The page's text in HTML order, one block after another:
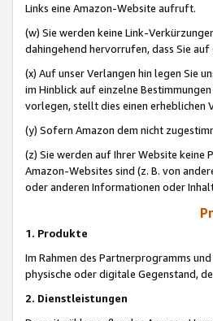
Links eine Amazon-Website aufruft.
(w) Sie werden keine Link-
dahingehend hervorrufen, dass Sie
(x) Auf unser Verlangen hin legen Sie
im Hinblick auf einzelne
vorlegen, stellt dies einen erheblichen
(y) Sofern Amazon dem nicht
(z) Sie werden auf Ihrer Website
Amazon-Websites sind (z. B. von
oder anderen Informationen oder
1. Produkte
Im Rahmen des Partnerprogramms
physische oder digitale Gegenstand,
2. Dienstleistungen